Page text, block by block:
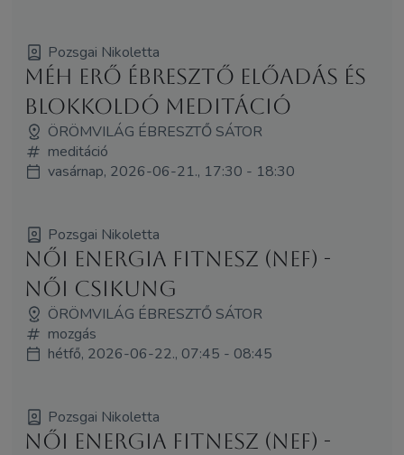
Pozsgai Nikoletta
Méh Erő Ébresztő Előadás és
Blokkoldó Meditáció
ÖRÖMVILÁG ÉBRESZTŐ SÁTOR
meditáció
vasárnap, 2026-06-21., 17:30 - 18:30
Pozsgai Nikoletta
Női Energia Fitnesz (NEF) -
Női Csikung
ÖRÖMVILÁG ÉBRESZTŐ SÁTOR
mozgás
hétfő, 2026-06-22., 07:45 - 08:45
Pozsgai Nikoletta
Női Energia Fitnesz (NEF) -